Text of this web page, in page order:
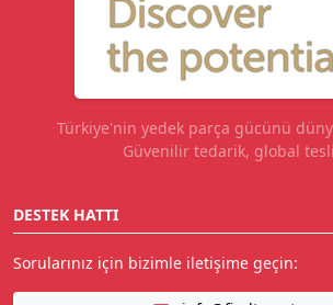
Türkiye'nin yedek parça gücünü
Güvenilir tedarik, global
DESTEK HATTI
Sorularınız için bizimle iletişime geçin: